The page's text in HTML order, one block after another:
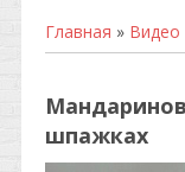
Главная » Видео
шпажках